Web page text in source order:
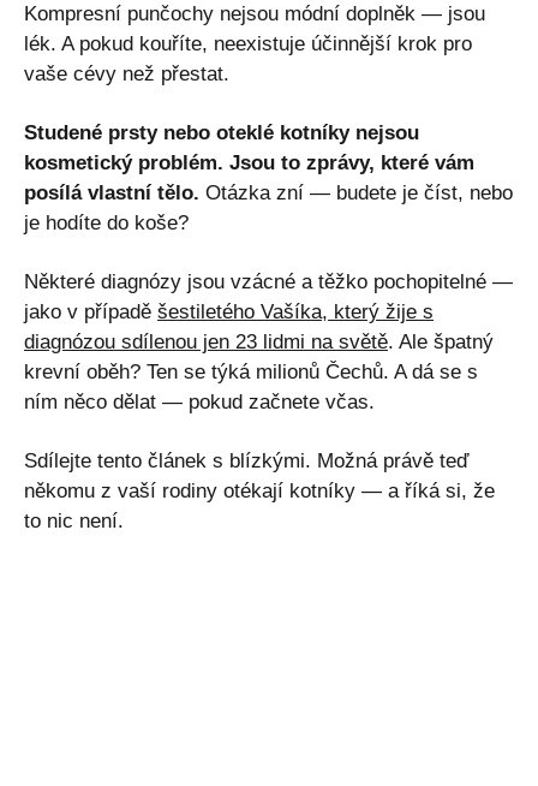
Kompresní punčochy nejsou módní doplněk — jsou
lék. A pokud kouříte, neexistuje účinnější krok pro
vaše cévy než přestat.
Studené prsty nebo oteklé kotníky nejsou
kosmetický problém. Jsou to zprávy, které vám
posílá vlastní tělo. Otázka zní — budete je číst, nebo
je hodíte do koše?
Některé diagnózy jsou vzácné a těžko pochopitelné —
jako v případě šestiletého Vašíka, který žije s
diagnózou sdílenou jen 23 lidmi na světě. Ale špatný
krevní oběh? Ten se týká milionů Čechů. A dá se s
ním něco dělat — pokud začnete včas.
Sdílejte tento článek s blízkými. Možná právě teď
někomu z vaší rodiny otékají kotníky — a říká si, že
to nic není.